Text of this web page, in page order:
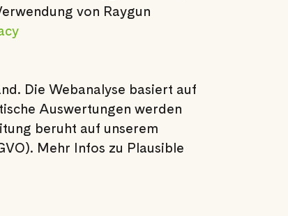
von Raygun
Die Webanalyse basiert auf
Auswertungen werden
beruht auf unserem
Mehr Infos zu Plausible